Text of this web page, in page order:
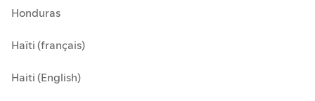
Honduras
Haïti (français)
Haiti (English)